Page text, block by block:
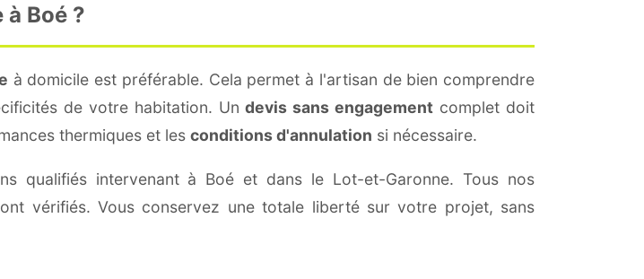
Boé ?
à domicile est préférable. Cela permet à l'artisan de bien comprendre
de votre habitation. Undevis sans engagement complet doit
thermiques et les conditions d'annulation si nécessaire.
qualifiés intervenant à Boé et dans le Lot-et-Garonne. Tous nos
vérifiés. Vous conservez une totale liberté sur votre projet, sans